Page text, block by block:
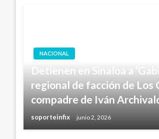
NACIONAL
Detienen en Sinaloa a
regional de facción de Los
compadre de Iván
soporteinfix junio 2, 2026